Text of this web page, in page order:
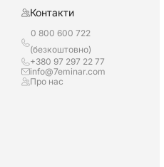
Контакти
0 800 600 722
(безкоштовно)
+380 97 297 22 77
info@7eminar.com
Про нас